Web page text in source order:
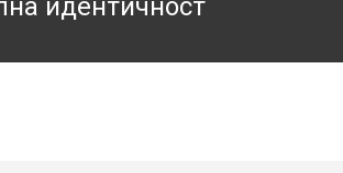
идентичност